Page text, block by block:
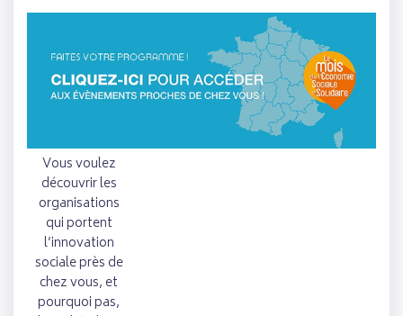
Vous voulez
découvrir les
organisations
qui portent
l’innovation
sociale près de
chez vous, et
pourquoi pas,